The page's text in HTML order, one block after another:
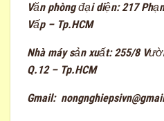
Văn phòng đại diện: 217
Vấp – Tp.HCM
Nhà máy sản xuất:255/8
Q.12 – Tp.HCM
Gmail: